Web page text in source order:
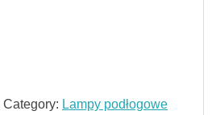
Category: Lampy podłogowe